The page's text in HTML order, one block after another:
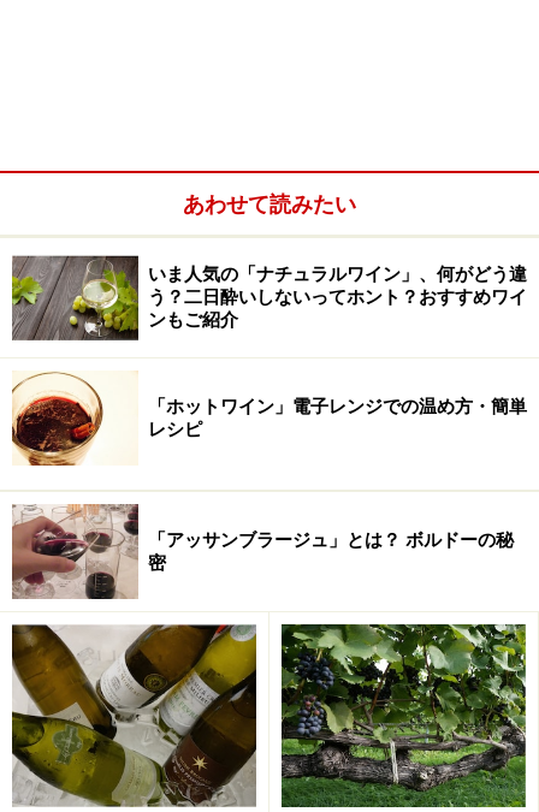
あわせて読みたい
いま人気の「ナチュラルワイン」、何がどう違
う？二日酔いしないってホント？おすすめワイ
ンもご紹介
「ホットワイン」電子レンジでの温め方・簡単
レシピ
「アッサンブラージュ」とは？ ボルドーの秘
密